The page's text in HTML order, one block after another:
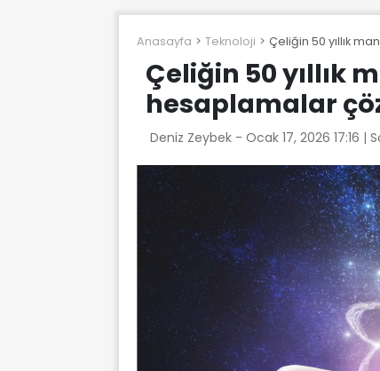
Anasayfa Teknoloji Çeliğin 50 yıllık
Çeliğin 50 yıllık
hesaplamalar
Deniz Zeybek - Ocak 17, 2026 17:16 |